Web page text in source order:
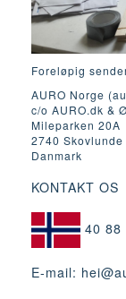
Foreløpig
AURO Norge
c/o AURO.dk &
Mileparken 20A
2740 Skovlunde
Danmark
KONTAKT OS
40 88
E-mail: